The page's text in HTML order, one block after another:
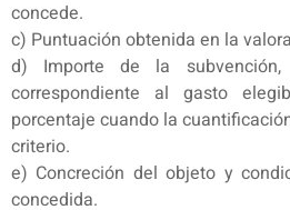
concede.
c) Puntuación obtenida en la
d) Importe de la
correspondiente al gasto
porcentaje cuando la
criterio.
e) Concreción del objeto y
concedida.